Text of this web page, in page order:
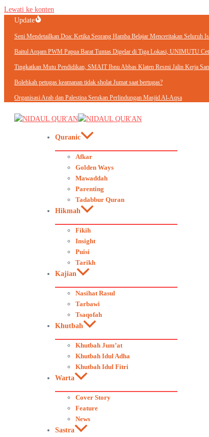
Lewati ke konten
Update
Seni Mendetailkan Doa: Ketika Seorang Hamba Belajar Menceritakan Seluruh
Baitul Arqam PWM Papua Barat Tuntas Digelar di Tiga Lokasi, UNIMUTU
Tingkatkan Mutu Pendidikan, SMAIT Ibnu Abbas Klaten Resmi Jalin Kerja
Bolehkah petugas keamanan tidak sholat Jumat saat bertugas?
Organisasi Arab dan Palestina Serukan Perlindungan Masjid Al-Aqsa
Quranic
Afkar
Golden Ways
Mawaddah
Parenting
Tadabbur Quran
Hikmah
Fikih
Insight
Puisi
Tarikh
Kajian
Nasihat Rasul
Tarbawi
Tsaqofah
Khutbah
Khutbah Jum’at
Khutbah Idul Adha
Khutbah Idul Fitri
Warta
Cover Story
Feature
News
Sastra